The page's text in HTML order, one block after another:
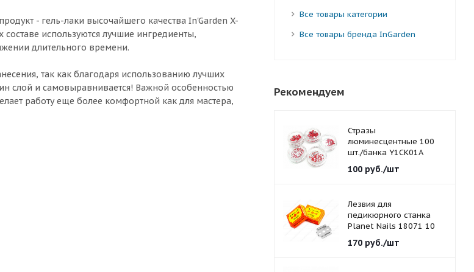
- гель-лаки высочайшего качества In'Garden X-
используются лучшие ингредиенты,
длительного времени.
так как благодаря использованию лучших
слой и самовыравнивается! Важной особенностью
работу еще более комфортной как для мастера,
Все товары категории
Все товары бренда InGarden
Рекомендуем
Стразы
люминесцентные 100
шт./банка Y1CK01A
красные 1,5 мм.
100руб./шт
Лезвия для
педикюрного станка
Planet Nails 18071 10
170руб./шт